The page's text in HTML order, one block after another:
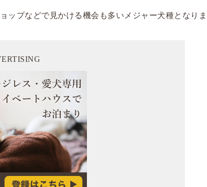
ップなどで見かける機会も多いメジャー犬種となり